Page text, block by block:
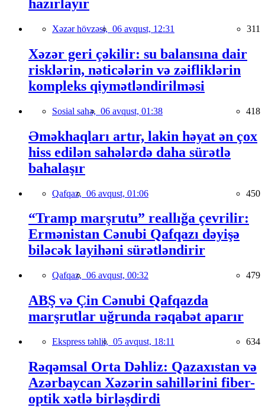
hazırlayır
Xəzər hövzəsi, 06 avqust, 12:31 311
Xəzər geri çəkilir: su balansına dair
risklərin, nəticələrin və zəifliklərin
kompleks qiymətləndirilməsi
Sosial sahə, 06 avqust, 01:38 418
Əməkhaqları artır, lakin həyat ən çox
hiss edilən sahələrdə daha sürətlə
bahalaşır
Qafqaz, 06 avqust, 01:06 450
“Tramp marşrutu” reallığa çevrilir:
Ermənistan Cənubi Qafqazı dəyişə
biləcək layihəni sürətləndirir
Qafqaz, 06 avqust, 00:32 479
ABŞ və Çin Cənubi Qafqazda
marşrutlar uğrunda rəqabət aparır
Ekspress təhlil, 05 avqust, 18:11 634
Rəqəmsal Orta Dəhliz: Qazaxıstan və
Azərbaycan Xəzərin sahillərini fiber-
optik xətlə birləşdirdi